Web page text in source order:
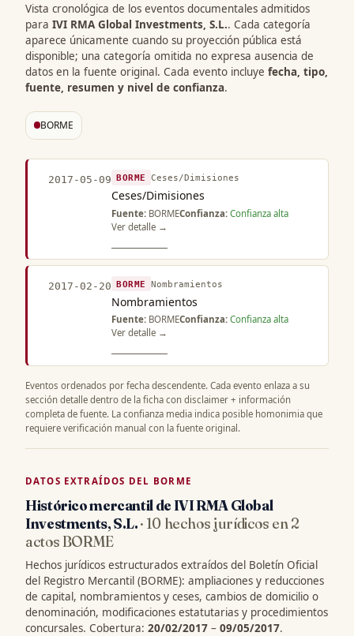
Vista cronológica de los eventos documentales admitidos
para IVI RMA Global Investments, S.L.. Cada categoría
aparece únicamente cuando su proyección pública está
disponible; una categoría omitida no expresa ausencia de
datos en la fuente original. Cada evento incluye fecha, tipo,
fuente, resumen y nivel de confianza.
BORME
2017-05-09 BORME Ceses/Dimisiones
Ceses/Dimisiones
Fuente: BORMEConfianza: Confianza alta
Ver detalle →
2017-02-20 BORME Nombramientos
Nombramientos
Fuente: BORMEConfianza: Confianza alta
Ver detalle →
Eventos ordenados por fecha descendente. Cada evento enlaza a su
sección detalle dentro de la ficha con disclaimer + información
completa de fuente. La confianza media indica posible homonimia que
requiere verificación manual con la fuente original.
DATOS EXTRAÍDOS DEL BORME
Histórico mercantil de IVI RMA Global
Investments, S.L.· 10 hechos jurídicos en 2
actos BORME
Hechos jurídicos estructurados extraídos del Boletín Oficial
del Registro Mercantil (BORME): ampliaciones y reducciones
de capital, nombramientos y ceses, cambios de domicilio o
denominación, modificaciones estatutarias y procedimientos
concursales. Cobertura: 20/02/2017 – 09/05/2017.